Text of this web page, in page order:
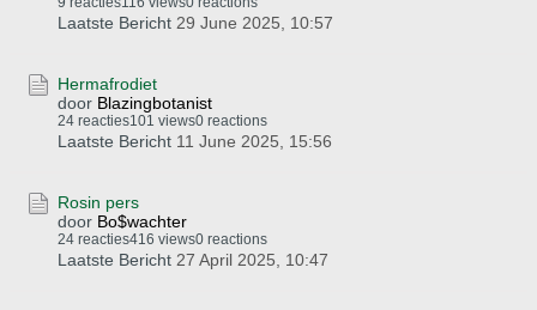
Laatste Bericht 29 June 2025, 10:57
Hermafrodiet
door Blazingbotanist
24 reacties101 views0 reactions
Laatste Bericht 11 June 2025, 15:56
Rosin pers
door Bo$wachter
24 reacties416 views0 reactions
Laatste Bericht 27 April 2025, 10:47